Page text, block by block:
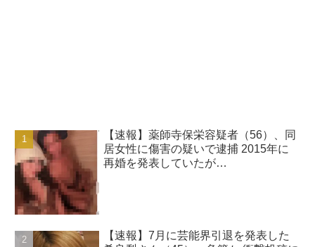
【速報】薬師寺保栄容疑者（56）、同
居女性に傷害の疑いで逮捕 2015年に
再婚を発表していたが…
【速報】7月に芸能界引退を発表した